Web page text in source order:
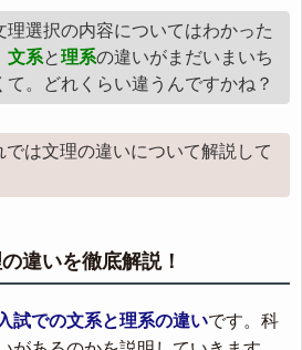
理選択の内容についてはわかった
文系と理系の違いがまだいまいち
て。どれくらい違うんですかね？
では文理の違いについて解説して
違いを徹底解説！
試での文系と理系の違いです。科